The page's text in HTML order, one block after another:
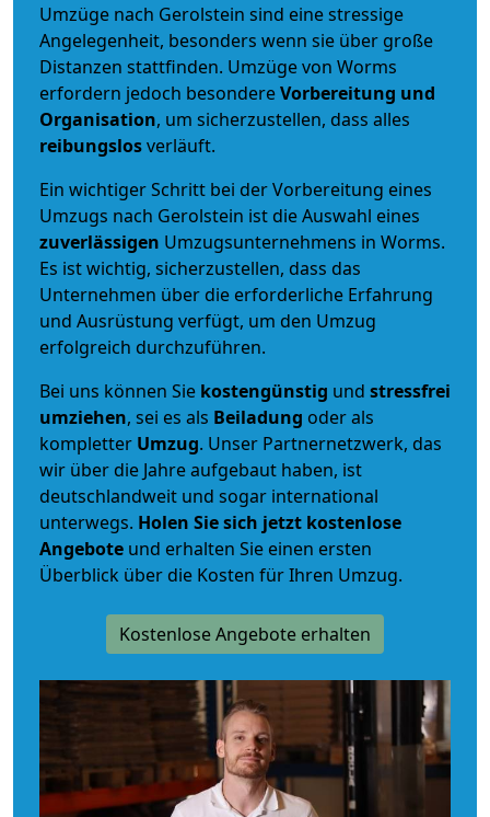
Umzüge nach Gerolstein sind eine stressige
Angelegenheit, besonders wenn sie über große
Distanzen stattfinden. Umzüge von Worms
erfordern jedoch besondereVorbereitung und
Organisation, um sicherzustellen, dass alles
reibungslosverläuft.
Ein wichtiger Schritt bei der Vorbereitung eines
Umzugs nach Gerolstein ist die Auswahl eines
zuverlässigen Umzugsunternehmens in Worms.
Es ist wichtig, sicherzustellen, dass das
Unternehmen über die erforderliche Erfahrung
und Ausrüstung verfügt, um den Umzug
erfolgreich durchzuführen.
Bei uns können Sie kostengünstig und stressfrei
umziehen, sei es als Beiladung oder als
kompletter Umzug. Unser Partnernetzwerk, das
wir über die Jahre aufgebaut haben, ist
deutschlandweit und sogar international
unterwegs. Holen Sie sich jetzt kostenlose
Angebote und erhalten Sie einen ersten
Überblick über die Kosten für Ihren Umzug.
Kostenlose Angebote erhalten